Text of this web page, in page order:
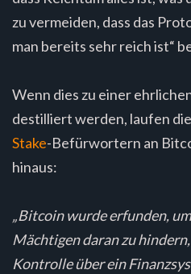
zu vermeiden, dass das
man bereits sehr reich ist“
Wenn dies zu einer
destilliert werden, laufen
Stake-Befürwortern an
hinaus:
„Bitcoin wurde erfunden,
Mächtigen daran zu
Kontrolle über ein